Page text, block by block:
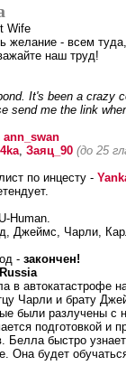
Wife
желание - всем
наш труд!
It's been a crazy
send me the link
ann_swan
, Заяц_90 (до 25
по инцесту -
Human.
Джеймс, Чарли,
- закончен!
в автокатастрофе
Чарли и брату
были разлучены с
подготовкой и
быстро
Она будет